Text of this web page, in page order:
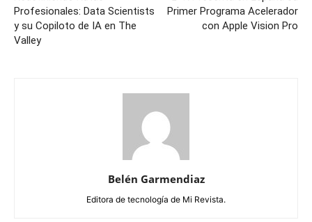
Profesionales: Data Scientists
y su Copiloto de IA en The
Valley
Primer Programa Acelerador
con Apple Vision Pro
Belén Garmendiaz
Editora de tecnología de Mi Revista.